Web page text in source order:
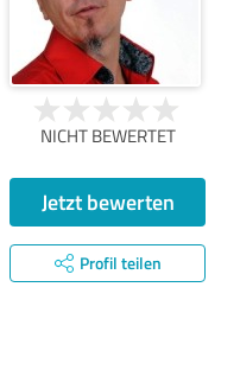
NICHT BEWERTET
Jetzt bewerten
Profil teilen